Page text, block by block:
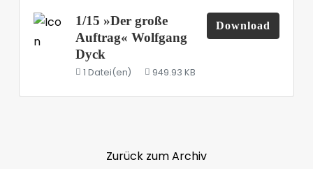
1/15 »Der große
Auftrag« Wolfgang
Dyck
1 Datei(en) 949.93 KB
Download
Zurück zum Archiv